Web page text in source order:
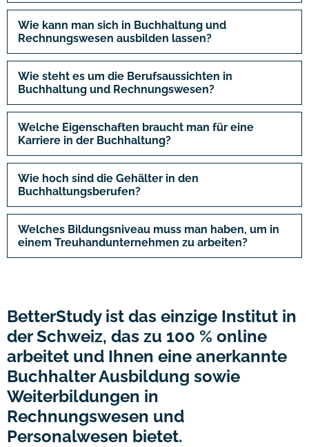
Wie kann man sich in Buchhaltung und
Rechnungswesen ausbilden lassen?
Wie steht es um die Berufsaussichten in
Buchhaltung und Rechnungswesen?
Welche Eigenschaften braucht man für eine
Karriere in der Buchhaltung?
Wie hoch sind die Gehälter in den
Buchhaltungsberufen?
Welches Bildungsniveau muss man haben, um in
einem Treuhandunternehmen zu arbeiten?
BetterStudy ist das einzige Institut in
der Schweiz, das zu 100 % online
arbeitet und Ihnen eine anerkannte
Buchhalter Ausbildung sowie
Weiterbildungen in
Rechnungswesen und
Personalwesen bietet.